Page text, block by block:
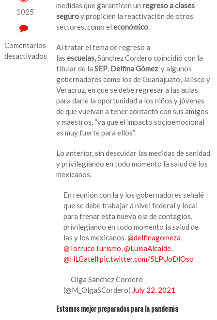
1025
Comentarios
desactivados
medidas que garanticen unregreso a clases
seguroy propicien la reactivación de otros
sectores, como eleconómico.
Al tratar el tema de regreso a
las escuelas,Sánchez Cordero coincidió con la
titular de laSEP, Delfina Gómez, y algunos
gobernadores como los de Guanajuato, Jalisco y
Veracruz, en que se debe regresar a las aulas
para darle la oportunidad a los niños y jóvenes
de que vuelvan a tener contacto con sus amigos
y maestros, “ya que el impacto socioemocional
es muy fuerte para ellos”.
Lo anterior, sin descuidar las medidas de sanidad
y privilegiando en todo momento la salud de los
mexicanos.
En reunión con la y los gobernadores señalé
que se debe trabajar a nivel federal y local
para frenar esta nueva ola de contagios,
privilegiando en todo momento la salud de
las y los mexicanos.@delfinagomeza,
@TorrucoTurismo,@LuisaAlcalde,
@HLGatell pic.twitter.com/5LPUoDlOso
— Olga Sánchez Cordero
(@M_OlgaSCordero) July 22, 2021
Estamos mejor preparados para la pandemia